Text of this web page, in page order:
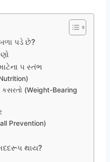
પડે છે?
૫ સ્તંભ
(Weight-Bearing
Prevention)
મદદરૂપ થાય?